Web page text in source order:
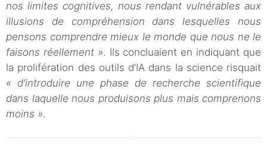
nos limites cognitives, nous rendant vulnérables aux
illusions de compréhension dans lesquelles nous
pensons comprendre mieux le monde que nous ne le
faisons réellement ». Ils concluaient en indiquant que
la prolifération des outils d’IA dans la science risquait
« d’introduire une phase de recherche scientifique
dans laquelle nous produisons plus mais comprenons
moins ».